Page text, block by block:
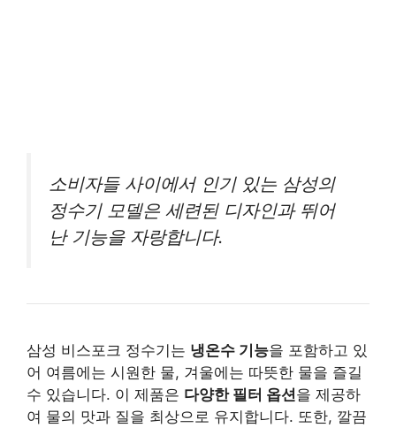
소비자들 사이에서 인기 있는 삼성의
정수기 모델은 세련된 디자인과 뛰어
난 기능을 자랑합니다.
삼성 비스포크 정수기는 냉온수 기능을 포함하고 있
어 여름에는 시원한 물, 겨울에는 따뜻한 물을 즐길
수 있습니다. 이 제품은 다양한 필터 옵션을 제공하
여 물의 맛과 질을 최상으로 유지합니다. 또한, 깔끔